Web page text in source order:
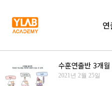
수훈연출반 3개월
2021년 2월 25일